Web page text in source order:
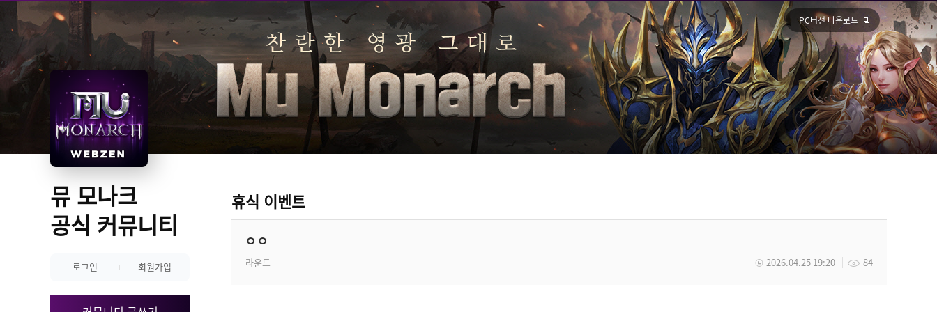
PC버전 다운로드
뮤 모나크
공식 커뮤니티
로그인 회원가입
휴식 이벤트
ㅇㅇ
라운드 84
2026.04.25 19:20